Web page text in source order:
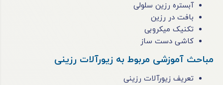
آبستره رزین سلولی
بافت در رزین
تکنیک میکروبی
کاشی دست ساز
مباحث آموزشی مربوط به زیورآلات رزینی
تعریف زیورآلات رزینی